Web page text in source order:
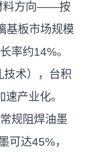
料方向——按
基板市场规模
率约14%。
术），台积
产业化。
规阻焊油墨
可达45%，